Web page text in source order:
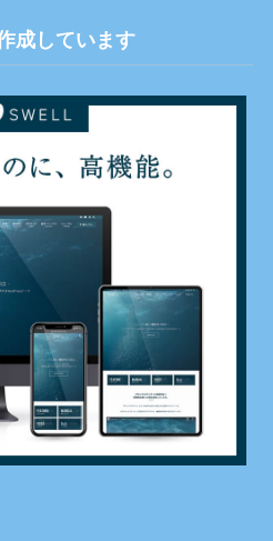
成しています